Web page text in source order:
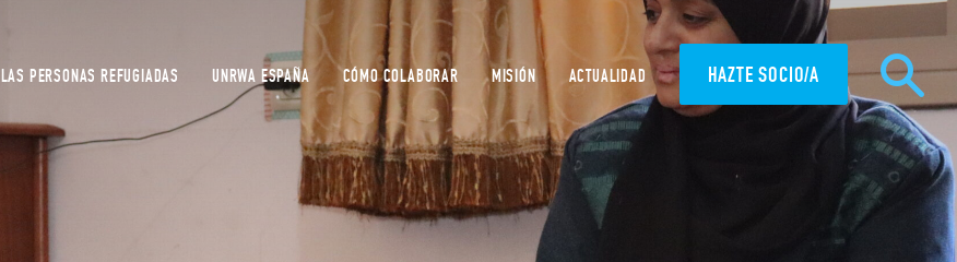
LAS PERSONAS REFUGIADAS UNRWA ESPAÑA CÓMO COLABORAR MISIÓN ACTUALIDAD HAZTE SOCIO/A